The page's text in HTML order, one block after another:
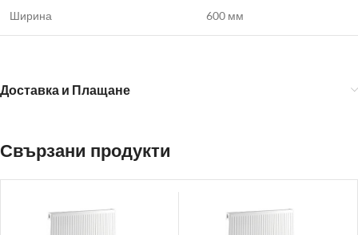
Ширина 600 мм
Доставка и Плащане
Свързани продукти